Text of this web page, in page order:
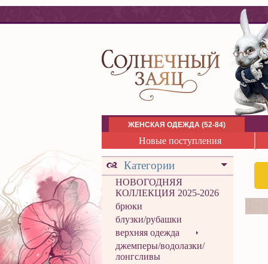
ЖЕНСКАЯ ОДЕЖДА (52-84)
Новые поступления
Категории
НОВОГОДНЯЯ
КОЛЛЕКЦИЯ 2025-2026
брюки
блузки/рубашки
верхняя одежда
джемперы/водолазки/
лонгсливы